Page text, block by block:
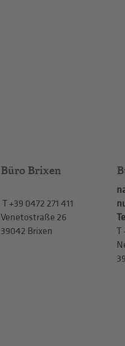
Büro Brixen
T +39 0472 271 411
Venetostraße 26
39042 Brixen
T